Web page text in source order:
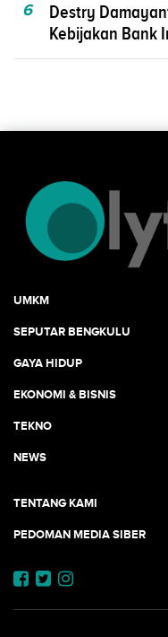
6
Destry
Kebijakan Bank
UMKM
SEPUTAR BENGKULU
GAYA HIDUP
EKONOMI & BISNIS
TEKNO
NEWS
TENTANG KAMI
PEDOMAN MEDIA SIBER